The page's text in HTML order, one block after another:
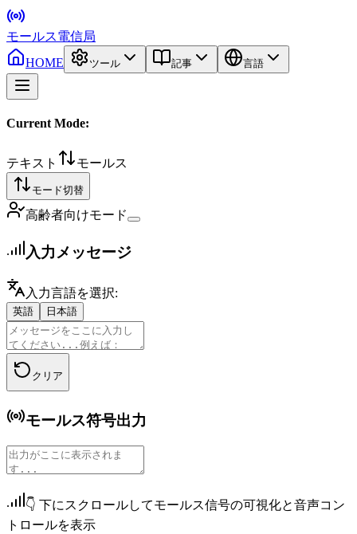
モールス電信局
HOME
ツール 記事 言語
Current Mode:
テキスト モールス
モード切替
高齢者向けモード
入力メッセージ
入力言語を選択:
英語 日本語
クリア
モールス符号出力
👇 下にスクロールしてモールス信号の可視化と音声コン
トロールを表示